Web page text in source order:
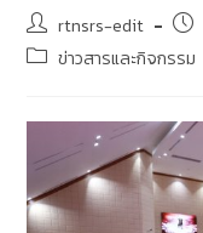
rtnsrs-edit
ข่าวสารและกิจกรรม